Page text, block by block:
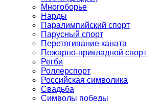
Многоборье
Нарды
Паралимпийский спорт
Парусный спорт
Перетягивание каната
Пожарно-прикладной спорт
Регби
Роллерспорт
Российская символика
Свадьба
Символы победы